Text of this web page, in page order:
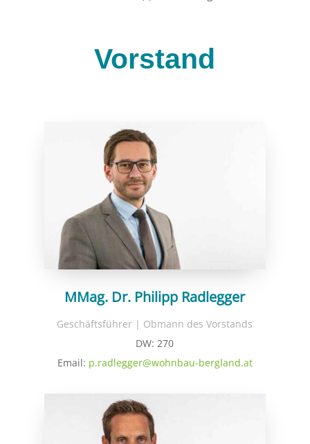
Vorstand
MMag. Dr. Philipp Radlegger
Geschäftsführer | Obmann des Vorstands
DW: 270
Email: p.radlegger@wohnbau-bergland.at